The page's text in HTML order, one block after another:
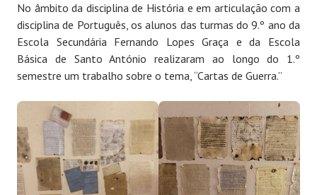
No âmbito da disciplina de História e em articulação com a
disciplina de Português, os alunos das turmas do 9.º ano da
Escola Secundária Fernando Lopes Graça e da Escola
Básica de Santo António realizaram ao longo do 1.º
semestre um trabalho sobre o tema, “Cartas de Guerra.”